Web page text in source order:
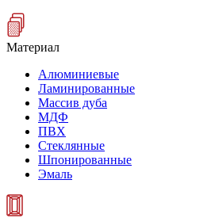
Материал
Алюминиевые
Ламинированные
Массив дуба
МДФ
ПВХ
Стеклянные
Шпонированные
Эмаль